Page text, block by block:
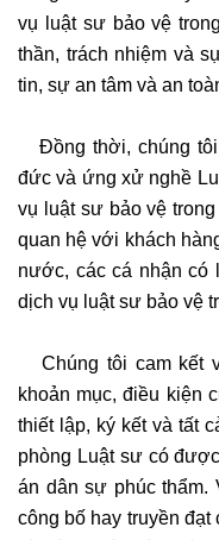
vụ luật sư bảo vệ
thần, trách nhiệm và
tin, sự an tâm và an
Đồng thời, chúng tôi
đức và ứng xử nghề
vụ luật sư bảo vệ
quan hệ với khách
nước, các cá nhận có
dịch vụ luật sư bảo vệ
Chúng tôi cam kết
khoản mục, điều kiện
thiết lập, ký kết và tất
phòng Luật sư có
án dân sự phúc thẩm.
công bố hay truyền